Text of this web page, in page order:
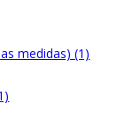
medidas) (1)